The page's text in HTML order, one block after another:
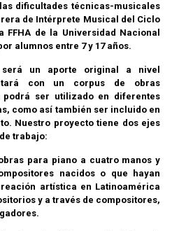
dificultades técnicas-musicales
de Intérprete Musical del Ciclo
FFHA de la Universidad Nacional
alumnos entre 7 y 17 años.
será un aporte original a nivel
con un corpus de obras
podrá ser utilizado en diferentes
como así también ser incluido en
Nuestro proyecto tiene dos ejes
trabajo:
para piano a cuatro manos y
nacidos o que hayan
artística en Latinoamérica
y a través de compositores,